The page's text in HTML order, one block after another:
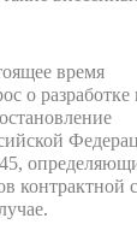
время
о
контрактной